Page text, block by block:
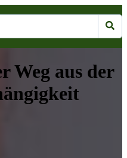
Weg aus der